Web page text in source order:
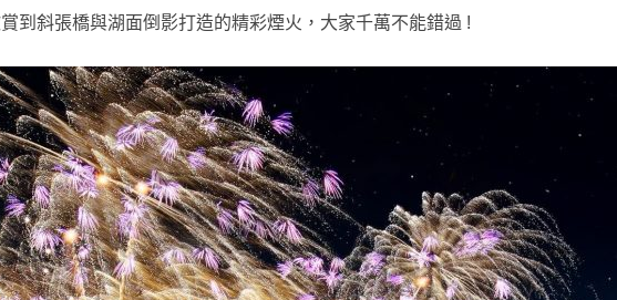
到斜張橋與湖面倒影打造的精彩煙火，大家千萬不能錯過 !